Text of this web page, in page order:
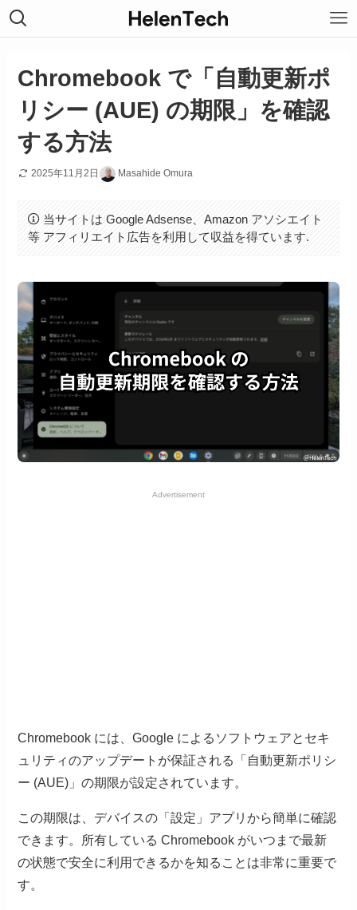
Chromebook で「自動更新ポ
リシー (AUE) の期限」を確認
する方法
2025年11月2日 Masahide Omura
当サイトは Google Adsense、Amazon アソシエイト
等 アフィリエイト広告を利用して収益を得ています.
Advertisement
Chromebook には、Google によるソフトウェアとセキ
ュリティのアップデートが保証される「自動更新ポリシ
ー (AUE)」の期限が設定されています。
この期限は、デバイスの「設定」アプリから簡単に確認
できます。所有している Chromebook がいつまで最新
の状態で安全に利用できるかを知ることは非常に重要で
す。